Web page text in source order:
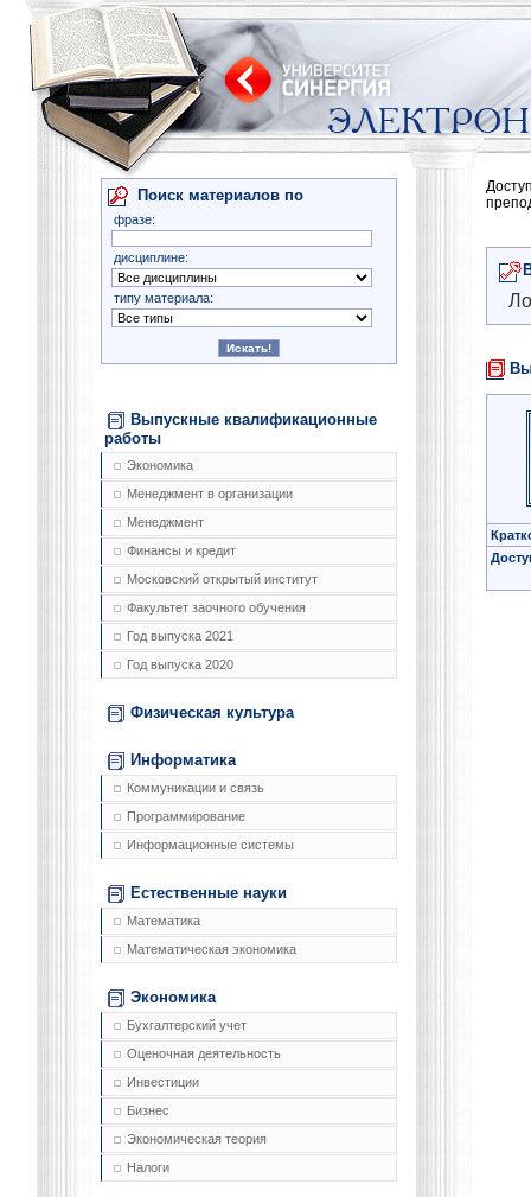
Поиск материалов по
фразе:
дисциплине:
типу материала:
Выпускные квалификационные
работы
Экономика
Менеджмент в организации
Менеджмент
Финансы и кредит
Московский открытый институт
Факультет заочного обучения
Год выпуска 2021
Год выпуска 2020
Физическая культура
Информатика
Коммуникации и связь
Программирование
Информационные системы
Естественные науки
Математика
Математическая экономика
Экономика
Бухгалтерский учет
Оценочная деятельность
Инвестиции
Бизнес
Экономическая теория
Налоги